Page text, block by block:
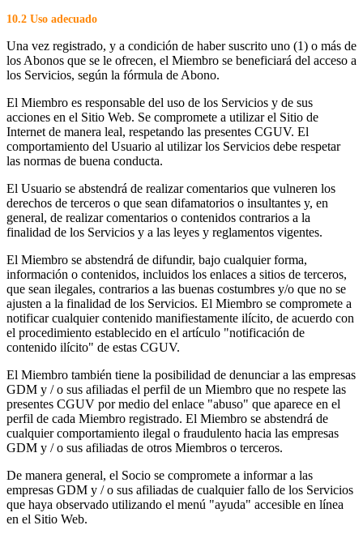
10.2 Uso adecuado
Una vez registrado, y a condición de haber suscrito uno (1) o más de
los Abonos que se le ofrecen, el Miembro se beneficiará del acceso a
los Servicios, según la fórmula de Abono.
El Miembro es responsable del uso de los Servicios y de sus
acciones en el Sitio Web. Se compromete a utilizar el Sitio de
Internet de manera leal, respetando las presentes CGUV. El
comportamiento del Usuario al utilizar los Servicios debe respetar
las normas de buena conducta.
El Usuario se abstendrá de realizar comentarios que vulneren los
derechos de terceros o que sean difamatorios o insultantes y, en
general, de realizar comentarios o contenidos contrarios a la
finalidad de los Servicios y a las leyes y reglamentos vigentes.
El Miembro se abstendrá de difundir, bajo cualquier forma,
información o contenidos, incluidos los enlaces a sitios de terceros,
que sean ilegales, contrarios a las buenas costumbres y/o que no se
ajusten a la finalidad de los Servicios. El Miembro se compromete a
notificar cualquier contenido manifiestamente ilícito, de acuerdo con
el procedimiento establecido en el artículo "notificación de
contenido ilícito" de estas CGUV.
El Miembro también tiene la posibilidad de denunciar a las empresas
GDM y / o sus afiliadas el perfil de un Miembro que no respete las
presentes CGUV por medio del enlace "abuso" que aparece en el
perfil de cada Miembro registrado. El Miembro se abstendrá de
cualquier comportamiento ilegal o fraudulento hacia las empresas
GDM y / o sus afiliadas de otros Miembros o terceros.
De manera general, el Socio se compromete a informar a las
empresas GDM y / o sus afiliadas de cualquier fallo de los Servicios
que haya observado utilizando el menú "ayuda" accesible en línea
en el Sitio Web.